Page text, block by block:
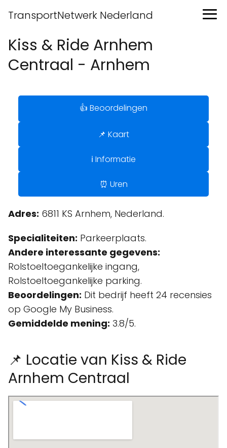
TransportNetwerk Nederland
Kiss & Ride Arnhem
Centraal - Arnhem
👍 Beoordelingen
📌 Kaart
ℹ️ Informatie
⏰ Uren
Adres: 6811 KS Arnhem, Nederland.
Specialiteiten: Parkeerplaats.
Andere interessante gegevens:
Rolstoeltoegankelijke ingang,
Rolstoeltoegankelijke parking.
Beoordelingen: Dit bedrijf heeft 24 recensies
op Google My Business.
Gemiddelde mening: 3.8/5.
📌 Locatie van Kiss & Ride
Arnhem Centraal